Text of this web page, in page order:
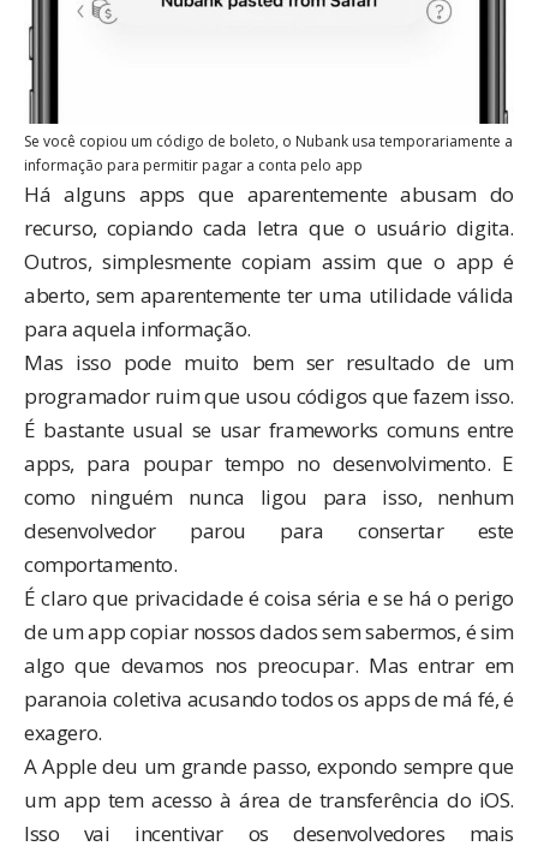
Se você copiou um código de boleto, o Nubank usa temporariamente a
informação para permitir pagar a conta pelo app
Há alguns apps que aparentemente abusam do
recurso, copiando cada letra que o usuário digita.
Outros, simplesmente copiam assim que o app é
aberto, sem aparentemente ter uma utilidade válida
para aquela informação.
Mas isso pode muito bem ser resultado de um
programador ruim que usou códigos que fazem isso.
É bastante usual se usar frameworks comuns entre
apps, para poupar tempo no desenvolvimento. E
como ninguém nunca ligou para isso, nenhum
desenvolvedor parou para consertar este
comportamento.
É claro que privacidade é coisa séria e se há o perigo
de um app copiar nossos dados sem sabermos, é sim
algo que devamos nos preocupar. Mas entrar em
paranoia coletiva acusando todos os apps de má fé, é
exagero.
A Apple deu um grande passo, expondo sempre que
um app tem acesso à área de transferência do iOS.
Isso vai incentivar os desenvolvedores mais